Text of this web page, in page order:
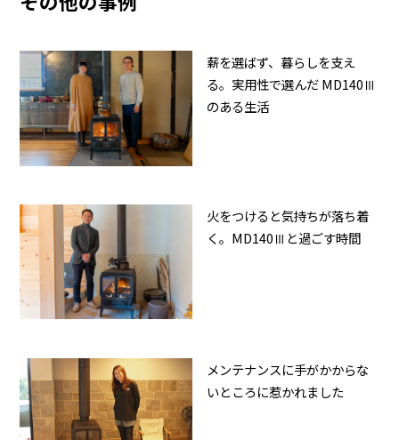
薪を選ばず、暮らしを支え
る。実用性で選んだ MD140Ⅲ
のある生活
火をつけると気持ちが落ち着
く。MD140Ⅲと過ごす時間
メンテナンスに手がかからな
いところに惹かれました